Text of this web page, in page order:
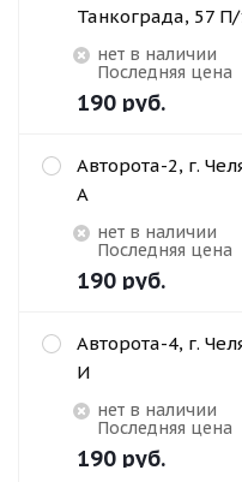
Танкограда, 57
Нет в наличии
Последняя цена
190 руб.
Авторота-2, г.
А
Нет в наличии
Последняя цена
190 руб.
Авторота-4, г.
И
Нет в наличии
Последняя цена
190 руб.